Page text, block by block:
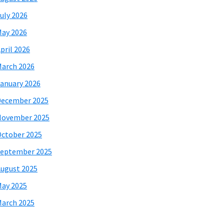
2026
2026
2026
2026
2026
2025
2025
2025
2025
2025
2025
2025